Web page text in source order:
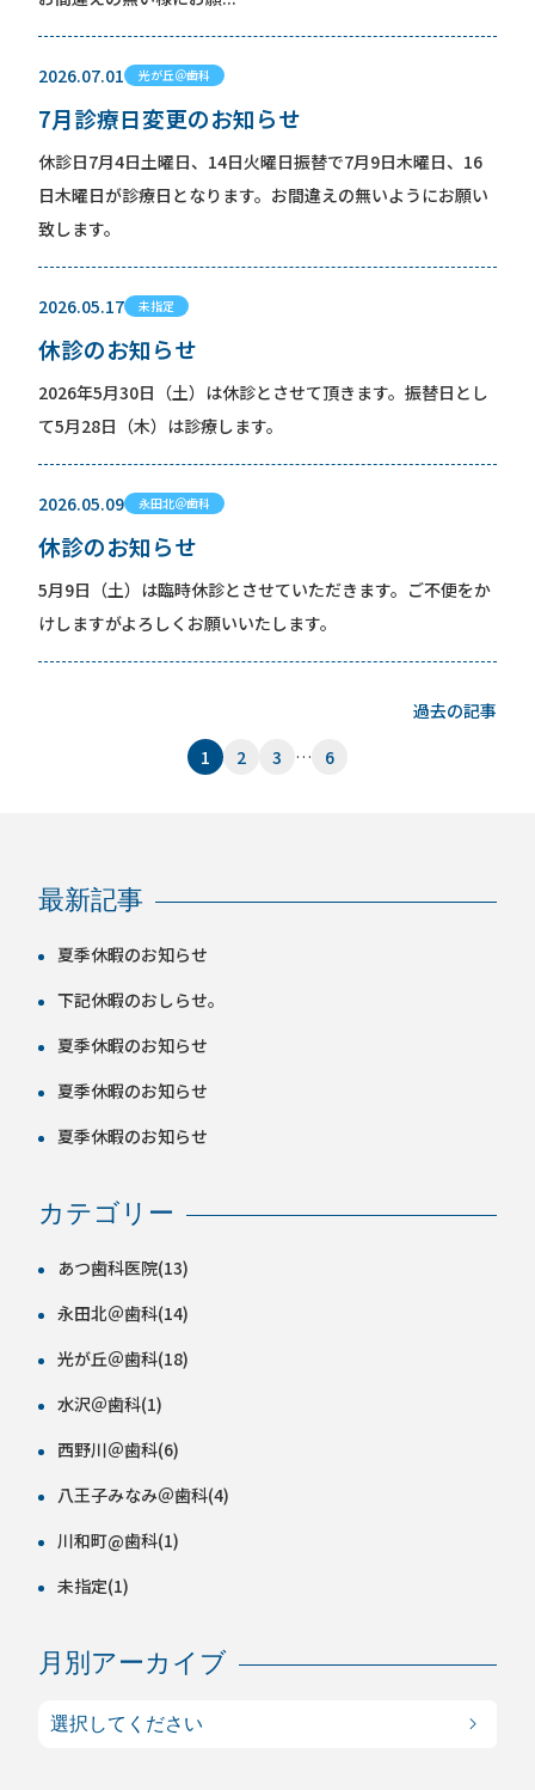
2026.07.01 光が丘＠歯科
7月診療日変更のお知らせ
休診日7月4日土曜日、14日火曜日振替で7月9日木曜日、16
日木曜日が診療日となります。お間違えの無いようにお願い
致します。
2026.05.17 未指定
休診のお知らせ
2026年5月30日（土）は休診とさせて頂きます。振替日とし
て5月28日（木）は診療します。
2026.05.09 永田北＠歯科
休診のお知らせ
5月9日（土）は臨時休診とさせていただきます。ご不便をか
けしますがよろしくお願いいたします。
1 2 3 … 6
過去の記事
最新記事
夏季休暇のお知らせ
下記休暇のおしらせ。
夏季休暇のお知らせ
夏季休暇のお知らせ
夏季休暇のお知らせ
カテゴリー
あつ歯科医院(13)
永田北＠歯科(14)
光が丘＠歯科(18)
水沢＠歯科(1)
西野川＠歯科(6)
八王子みなみ＠歯科(4)
川和町@歯科(1)
未指定(1)
月別アーカイブ